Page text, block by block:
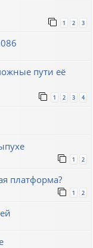
1 2 3
пути её
1 2 3 4
1 2
платформа?
1 2